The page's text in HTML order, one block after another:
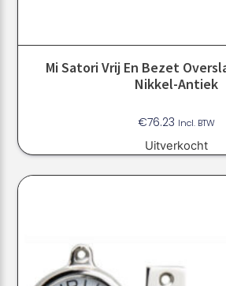
Mi Satori Vrij En Bezet
Nikkel-Antiek
€76.23 Incl. BTW
Uitverkocht